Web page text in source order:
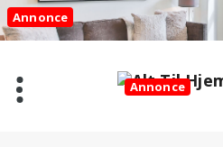
Videre
til
indhold
Annonce
Annonce